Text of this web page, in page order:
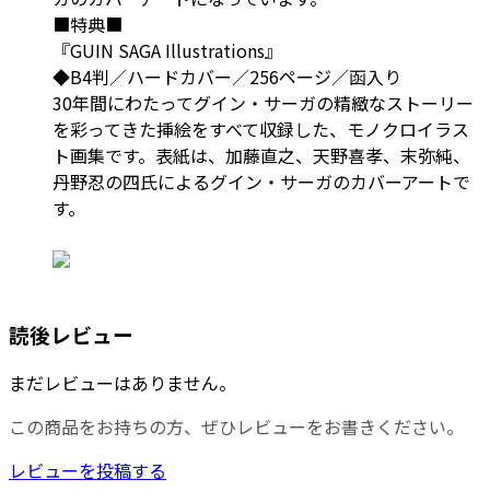
■特典■
『GUIN SAGA Illustrations』
◆B4判／ハードカバー／256ページ／函入り
30年間にわたってグイン・サーガの精緻なストーリー
を彩ってきた挿絵をすべて収録した、モノクロイラス
ト画集です。表紙は、加藤直之、天野喜孝、末弥純、
丹野忍の四氏によるグイン・サーガのカバーアートで
す。
読後レビュー
まだレビューはありません。
この商品をお持ちの方、ぜひレビューをお書きください。
レビューを投稿する